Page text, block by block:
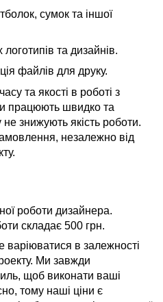
сумок та іншої
та дизайнів.
файлів для друку.
та якості в роботі з
працюють швидко та
знижують якість роботи.
незалежно від
роботи дизайнера.
складає 500 грн.
варіюватися в залежності
Ми завжди
щоб виконати ваші
тому наші ціни є